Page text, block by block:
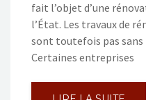
fait l’objet d’une
l’État. Les travaux de
sont toutefois pas
Certaines entreprises